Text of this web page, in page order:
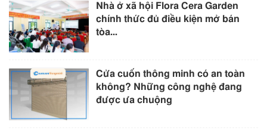
Nhà ở xã hội Flora Cera Garden
chính thức đủ điều kiện mở bán
tòa...
Cửa cuốn thông minh có an toàn
không? Những công nghệ đang
được ưa chuộng